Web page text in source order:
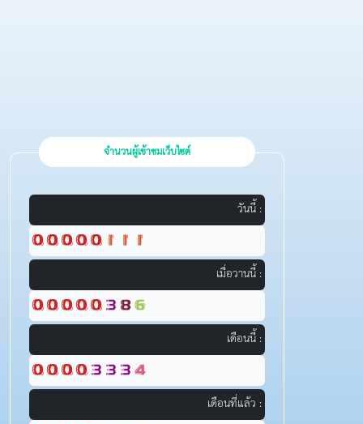
จำนวนผู้เข้าชมเว็บไซต์
วันนี้ :
เมื่อวานนี้ :
เดือนนี้ :
เดือนที่แล้ว :